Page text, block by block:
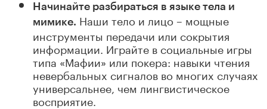
Начинайте разбираться в языке тела и
мимике. Наши тело и лицо – мощные
инструменты передачи или сокрытия
информации. Играйте в социальные игры
типа «Мафии» или покера: навыки чтения
невербальных сигналов во многих случаях
универсальнее, чем лингвистическое
восприятие.